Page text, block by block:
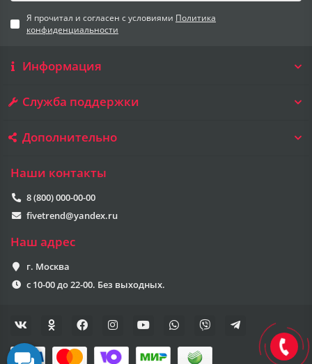
Я прочитал и согласен с условиями Политика
конфиденциальности
Информация
Служба поддержки
Дополнительно
Наши контакты
8 (800) 000-00-00
fivetrend@yandex.ru
Наш адрес
г. Москва
с 10-00 до 22-00. Без выходных.